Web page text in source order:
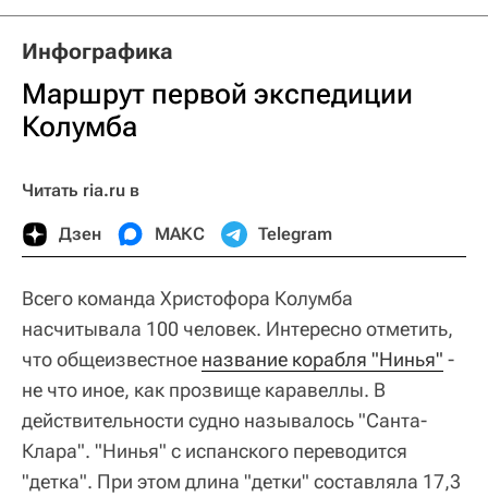
Инфографика
Маршрут первой экспедиции
Колумба
Читать ria.ru в
Дзен МАКС Telegram
Всего команда Христофора Колумба
насчитывала 100 человек. Интересно отметить,
что общеизвестное название корабля "Нинья" -
не что иное, как прозвище каравеллы. В
действительности судно называлось "Санта-
Клара". "Нинья" с испанского переводится
"детка". При этом длина "детки" составляла 17,3